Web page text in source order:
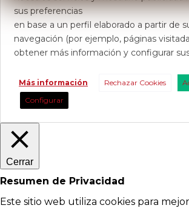
sus preferencias
en base a un perfil elaborado a partir de
navegación (por ejemplo, páginas
obtener más información y configurar
Más información Rechazar Cookies
Configurar
Cerrar
Resumen de Privacidad
Este sitio web utiliza cookies para